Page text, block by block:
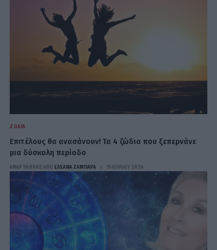
ΖΏΔΙΑ
Επιτέλους θα ανασάνουν! Τα 4 ζώδια που ξεπερνάνε
μια δύσκολη περίοδο
ΑΝΑΡΤΗΘΗΚΕ ΑΠΟ ΕΛΕΑΝΑ ΖΑΜΠΑΡΑ 11 ΙΟΥΛΊΟΥ 2026